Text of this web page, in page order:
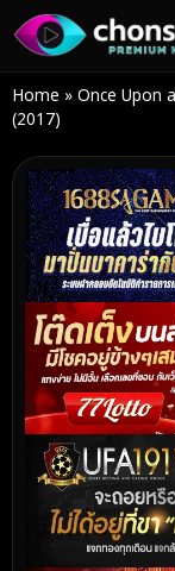
Home » Once Upon
(2017)